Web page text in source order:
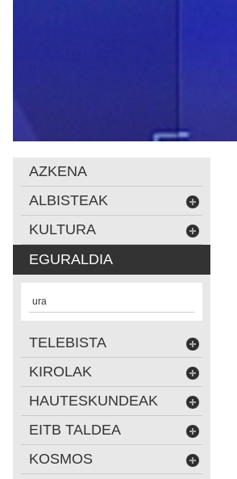
AZKENA
ALBISTEAK
KULTURA
EGURALDIA
ura
TELEBISTA
KIROLAK
HAUTESKUNDEAK
EITB TALDEA
KOSMOS